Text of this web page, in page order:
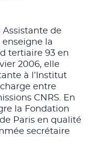
Assistante de
enseigne la
tertiaire 93 en
2006, elle
à l’Institut
entre
CNRS. En
la Fondation
Paris en qualité
secrétaire